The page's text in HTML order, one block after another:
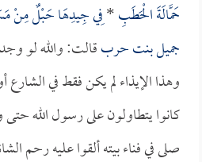
حَمَّالَةَ الْحَطَبِ*فِي جِيدِهَا حَبْلٌ مِنْ
جميل بنت حربقالت: والله لو
وهذا الإيذاء لم يكن فقط في الشارع
كانوا يتطاولون على رسول الله حتى
صلى في فناء بيته ألقوا عليه رحم